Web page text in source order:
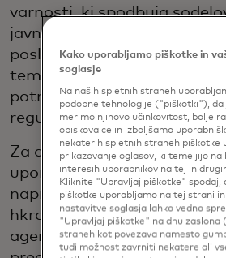
varnosti, ki spodbuja
javnim in zasebnim
poslanstvo ni le zaščititi
temveč tudi zaščititi naše
potrošnike s krepitvijo
regulativnih partnerstev.
Za doseganje enotne
uporablja obveščevalne
napredno analitiko in
hkrati pa aktivno sodeluje z
agencijami za kibernetsko
Kako uporabljamo piškotke in
soglasje
Na naših spletnih straneh
podobne tehnologije ("piškotki"), da
merimo njihovo učinkovitost, bolje
obiskovalce in izboljšamo
nekaterih spletnih straneh piškotke
prikazovanje oglasov, ki temeljijo na
interesih uporabnikov na tej in
Kliknite "Upravljaj piškotke" spodaj,
piškotke uporabljamo na tej strani in
nastavitve soglasja lahko vedno
"Upravljaj piškotke" na dnu zaslona
straneh kot povezava namesto
tudi možnost zavrniti nekatere ali